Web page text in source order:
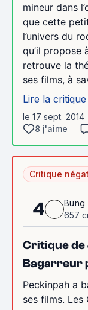
mineur dans
que cette
l’univers du
qu’il propose
retrouve la
ses films, à
Lire la critique
le 17 sept. 2014
8 j'aime
Critique
4
Bung
657
Critique de
Bagarreur
Peckinpah a
ses films. Les